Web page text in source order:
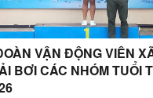
VẬN ĐỘNG VIÊN
BƠI CÁC NHÓM TUỔI